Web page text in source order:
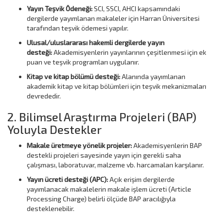
Yayın Teşvik Ödeneği:SCI, SSCI, AHCI kapsamındaki
dergilerde yayımlanan makaleler için Harran Üniversitesi
tarafından teşvik ödemesi yapılır.
Ulusal/uluslararası hakemli dergilerde yayın
desteği:Akademisyenlerin yayınlarının çeşitlenmesi için ek
puan ve teşvik programları uygulanır.
Kitap ve kitap bölümü desteği:Alanında yayımlanan
akademik kitap ve kitap bölümleri için teşvik mekanizmaları
devrededir.
2. Bilimsel Araştırma Projeleri (BAP)
Yoluyla Destekler
Makale üretmeye yönelik projeler:Akademisyenlerin BAP
destekli projeleri sayesinde yayın için gerekli saha
çalışması, laboratuvar, malzeme vb. harcamaları karşılanır.
Yayın ücreti desteği (APC):Açık erişim dergilerde
yayımlanacak makalelerin makale işlem ücreti (Article
Processing Charge) belirli ölçüde BAP aracılığıyla
desteklenebilir.